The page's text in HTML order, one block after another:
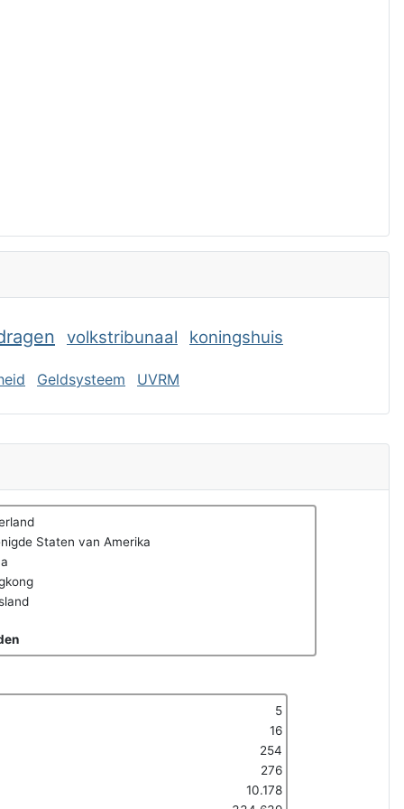
Staten van Amerika
5
16
254
276
10.178
volkstribunaal
koningshuis
Geldsysteem UVRM